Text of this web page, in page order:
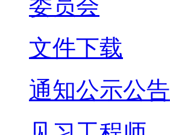
委员会
文件下载
通知公示公告